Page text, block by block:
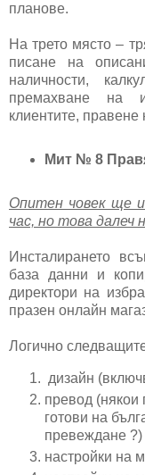
планове.
На трето място –
писане на
наличности,
премахване на
клиентите,
Мит № 8
Опитен човек ще
час, но това далеч
Инсталирането
база данни и
директори на
празен онлайн
Логично
дизайн
превод
готови на
превеждане ?)
настройки на